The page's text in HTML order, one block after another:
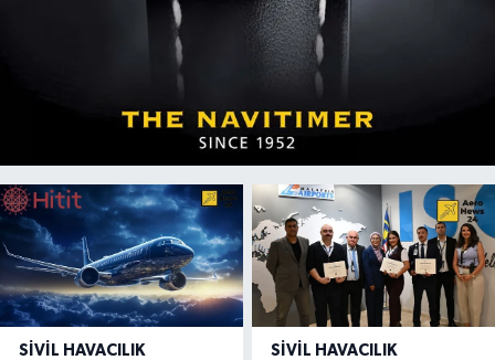
SIVIL HAVACILIK SIVIL HAVACILIK